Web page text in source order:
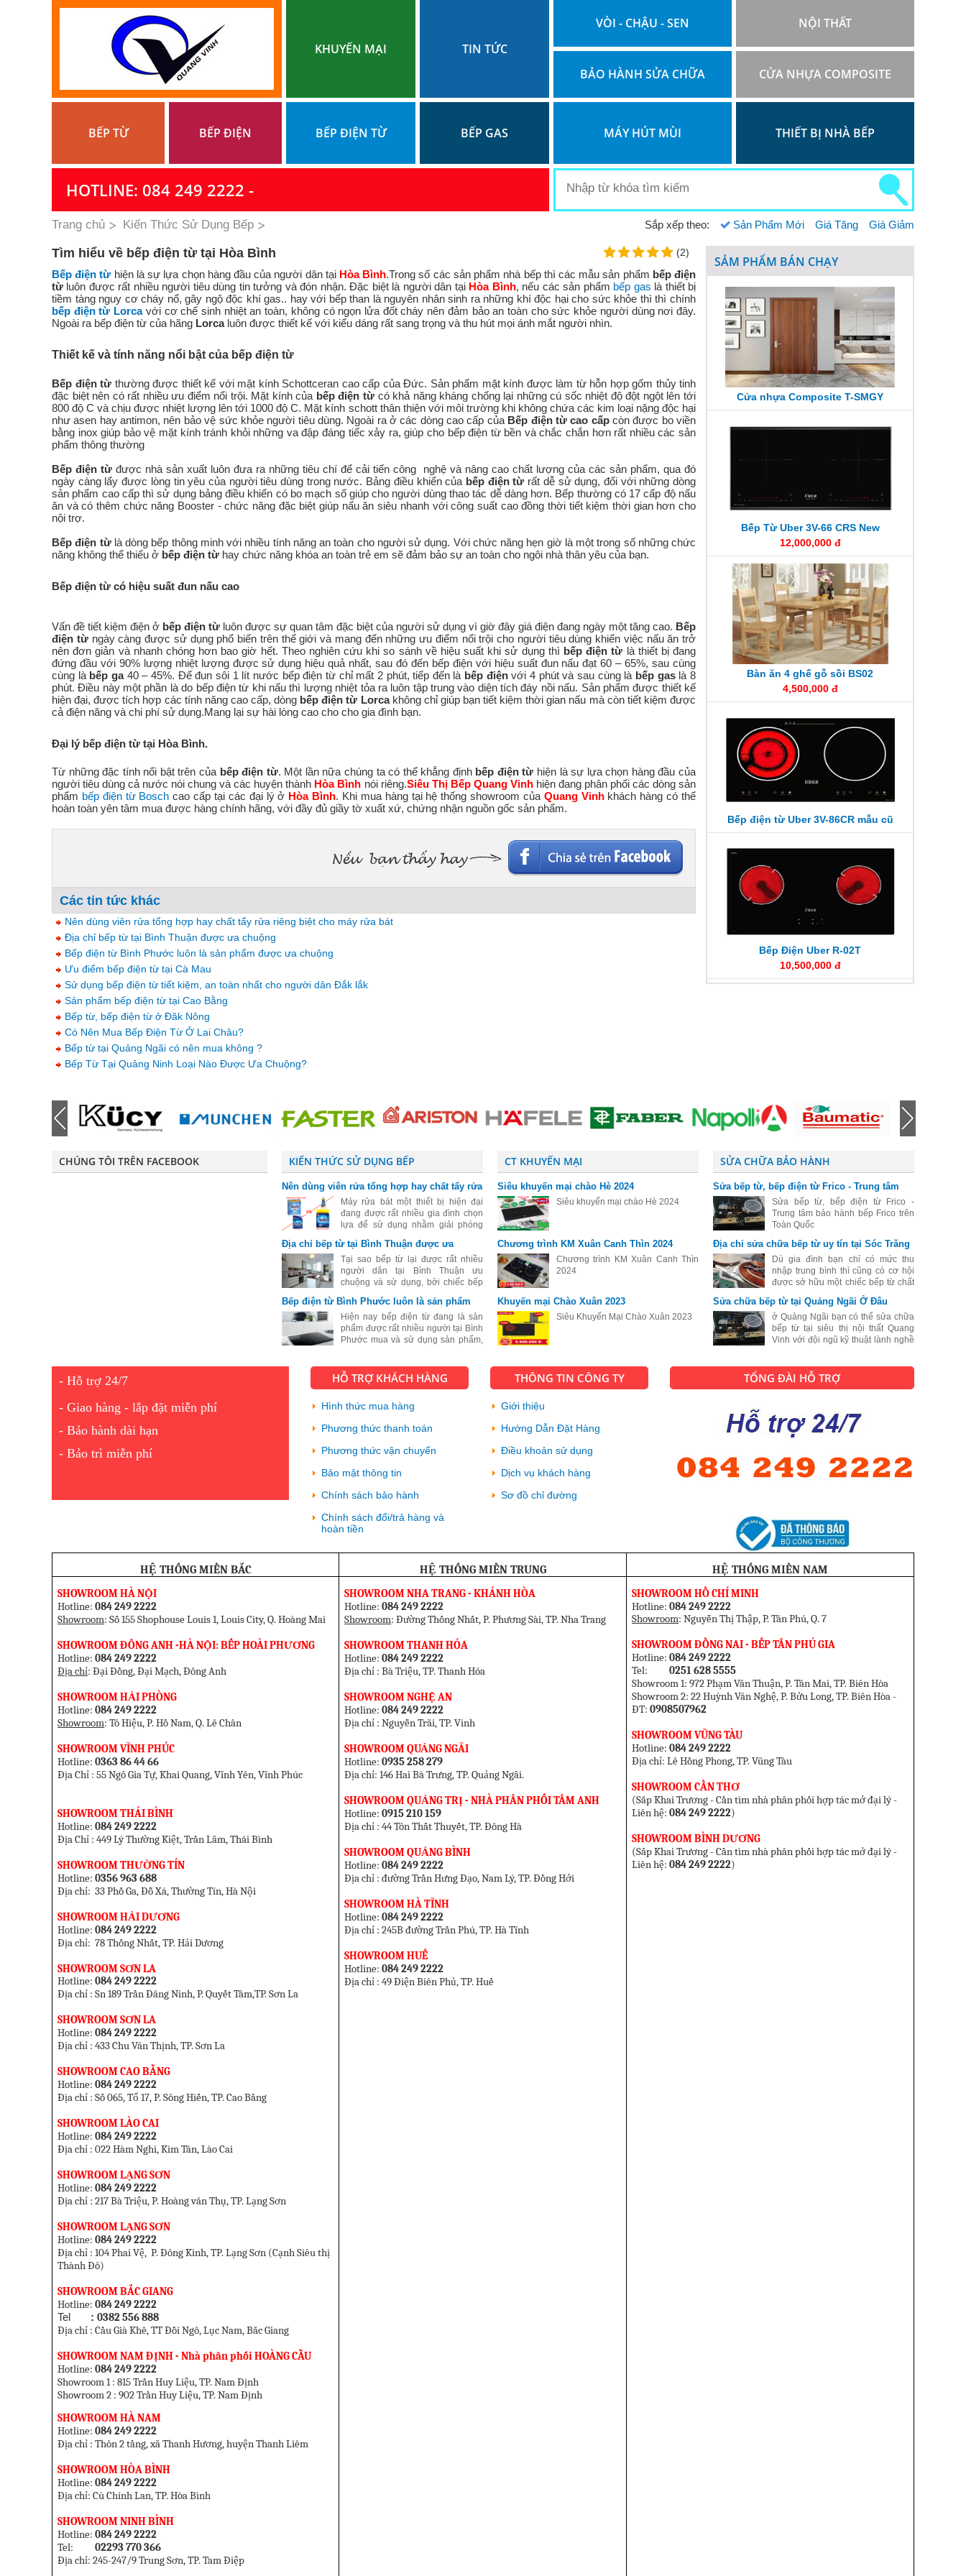
KHUYẾN MẠI TIN TỨC
VÒI - CHẬU - SEN
BẢO HÀNH SỬA CHỮA
NỘI THẤT
CỬA NHỰA COMPOSITE
BẾP TỪ BẾP ĐIỆN BẾP ĐIỆN TỪ BẾP GAS MÁY HÚT MÙI THIẾT BỊ NHÀ BẾP
HOTLINE: 084 249 2222 -
Sắp xếp theo: Sản Phẩm Mới Giá Tăng Giá Giảm
Trang chủ Kiến Thức Sử Dụng Bếp
(2)
Tìm hiểu về bếp điện từ tại Hòa Bình
Bếp điện từ hiện là sự lựa chọn hàng đầu của người dân tại Hòa Bình.Trong số các sản phẩm nhà bếp thì các mẫu sản phẩm bếp điện
từ luôn được rất nhiều người tiêu dùng tin tưởng và đón nhận. Đặc biệt là người dân tại Hòa Bình, nếu các sản phẩm bếp gas là thiết bị
tiềm tàng nguy cơ cháy nổ, gây ngộ độc khí gas.. hay với bếp than là nguyên nhân sinh ra những khí độc hại cho sức khỏe thì thì chính
bếp điện từ Lorcavới cơ chế sinh nhiệt an toàn, không có ngọn lửa đốt cháy nên đảm bảo an toàn cho sức khỏe người dùng nơi đây.
Ngoài ra bếp điện từ của hãng Lorcaluôn được thiết kế với kiểu dáng rất sang trọng và thu hút mọi ánh mắt người nhìn.
Thiết kế và tính năng nổi bật của bếp điện từ
Bếp điện từ thường được thiết kế với mặt kính Schottceran cao cấp của Đức. Sản phẩm mặt kính được làm từ hỗn hợp gốm thủy tinh
đặc biệt nên có rất nhiều ưu điểm nổi trội. Mặt kính của bếp điện từ có khả năng kháng chống lại những cú sốc nhiệt độ đột ngột lên tới
800 độ C và chịu được nhiệt lượng lên tới 1000 độ C. Mặt kính schott thân thiện với môi trường khi không chứa các kim loại nặng độc hại
như asen hay antimon, nên bảo vệ sức khỏe người tiêu dùng. Ngoài ra ở các dòng cao cấp của Bếp điện từ cao cấpcòn được bo viền
bằng inox giúp bảo vệ mặt kính tránh khỏi những va đập đáng tiếc xảy ra, giúp cho bếp điện từ bền và chắc chắn hơn rất nhiều các sản
phẩm thông thường
Bếp điện từ được nhà sản xuất luôn đưa ra những tiêu chí để cải tiến công nghệ và nâng cao chất lượng của các sản phẩm, qua đó
ngày càng lấy được lòng tin yêu của người tiêu dùng trong nước. Bảng điều khiển của bếp điện từ rất dễ sử dụng, đối với những dòng
sản phẩm cao cấp thì sử dụng bảng điều khiển có bo mạch số giúp cho người dùng thao tác dễ dàng hơn. Bếp thường có 17 cấp độ nấu
ăn và có thêm chức năng Booster - chức năng đặc biệt giúp nấu ăn siêu nhanh với công suất cao đồng thời tiết kiệm thời gian hơn cho
nội trợ.
Bếp điện từlà dòng bếp thông minh với nhiều tính năng an toàn cho người sử dụng. Với chức năng hẹn giờ là một trong số những chức
năng không thể thiếu ở bếp điện từ hay chức năng khóa an toàn trẻ em sẽ đảm bảo sự an toàn cho ngôi nhà thân yêu của bạn.
Bếp điện từ có hiệu suất đun nấu cao
Vấn đề tiết kiệm điện ở bếp điện từ luôn được sự quan tâm đặc biệt của người sử dụng vì giờ đây giá điện đang ngày một tăng cao. Bếp
điện từngày càng được sử dụng phổ biến trên thế giới và mang đến những ưu điểm nổi trội cho người tiêu dùng khiến việc nấu ăn trở
nên đơn giản và nhanh chóng hơn bao giờ hết. Theo nghiên cứu khi so sánh về hiệu suất khi sử dụng thì bếp điện từ là thiết bị đang
đứng đầu với 90% lượng nhiệt lượng được sử dụng hiệu quả nhất, sau đó đến bếp điện với hiệu suất đun nấu đạt 60 – 65%, sau cùng
cùng là bếp ga40 – 45%. Để đun sôi 1 lít nước bếp điện từ chỉ mất 2 phút, tiếp đến là bếp điệnvới 4 phút và sau cùng là bếp gaslà 8
phút. Điều này một phần là do bếp điện từ khi nấu thì lượng nhiệt tỏa ra luôn tập trung vào diện tích đáy nồi nấu. Sản phẩm được thiết kế
hiện đại, được tích hợp các tính năng cao cấp, dòng bếp điện từ Lorcakhông chỉ giúp bạn tiết kiệm thời gian nấu mà còn tiết kiệm được
cả điện năng và chi phí sử dụng.Mang lại sự hài lòng cao cho cho gia đình bạn.
Đại lý bếp điện từ tại Hòa Bình.
Từ những đặc tính nổi bật trên của bếp điện từ. Một lần nữa chúng ta có thể khẳng định bếp điện từ hiện là sự lựa chọn hàng đầu của
người tiêu dùng cả nước nói chung và các huyện thành Hòa Bình nói riêng.Siêu Thị Bếp Quang Vinhhiện đang phân phối các dòng sản
phẩm bếp điện từ Bosch cao cấp tại các đại lý ở Hòa Bình. Khi mua hàng tại hệ thống showroom của Quang Vinhkhách hàng có thể
hoàn toàn yên tâm mua được hàng chính hãng, với đầy đủ giầy tờ xuất xứ, chứng nhận nguồn gốc sản phẩm.
Các tin tức khác
Nên dùng viên rửa tổng hợp hay chất tẩy rửa riêng biệt cho máy rửa bát
Địa chỉ bếp từ tại Bình Thuận được ưa chuộng
Bếp điện từ Bình Phước luôn là sản phẩm được ưa chuộng
Ưu điểm bếp điện từ tại Cà Mau
Sử dụng bếp điện từ tiết kiệm, an toàn nhất cho người dân Đắk lắk
Sản phẩm bếp điện từ tại Cao Bằng
Bếp từ, bếp điện từ ở Đăk Nông
Có Nên Mua Bếp Điện Từ Ở Lai Châu?
Bếp từ tại Quảng Ngãi có nên mua không ?
Bếp Từ Tại Quảng Ninh Loại Nào Được Ưa Chuộng?
SẢM PHẨM BÁN CHẠY
Cửa nhựa Composite T-SMGY
Bếp Từ Uber 3V-66 CRS New
12,000,000 đ
Bàn ăn 4 ghế gỗ sồi BS02
4,500,000 đ
Bếp điện từ Uber 3V-86CR mẫu cũ
Bếp Điện Uber R-02T
10,500,000 đ
CHÚNG TÔI TRÊN FACEBOOK KIẾN THỨC SỬ DỤNG BẾP
Nên dùng viên rửa tổng hợp hay chất tẩy rửa
riêng biệt cho máy rửa bátMáy rửa bát một thiết bị hiện đại
đang được rất nhiều gia đình chọn
lựa để sử dụng nhằm giải phóng
việc mệt mỏi. Đối với những người
đang tìm hiểu và mới sử dụng máy
rửa
Địa chỉ bếp từ tại Bình Thuận được ưa
chuộng
Tại sao bếp từ lại được rất nhiều
người dân tại Bình Thuận ưu
chuộng và sử dụng, bởi chiếc bếp
mã đến kiểu dáng cực kỳ sang trọng
và đẹp, bếp từ còn có rất nhiều cô
Bếp điện từ Bình Phước luôn là sản phẩm
được ưa chuộngHiện nay bếp điện từ đang là sản
phẩm được rất nhiều người tại Bình
Phước mua và sử dụng sản phẩm,
CT KHUYẾN MẠI
Siêu khuyến mại chào Hè 2024
Siêu khuyến mại chào Hè 2024
Chương trình KM Xuân Canh Thìn 2024
Chương trình KM Xuân Canh Thìn
2024
Khuyến mại Chào Xuân 2023
Siêu Khuyến Mại Chào Xuân 2023
SỬA CHỮA BẢO HÀNH
Sửa bếp từ, bếp điện từ Frico - Trung tâm
bảo hành bếp Frico trên Toàn Quốc
Sửa bếp từ, bếp điện từ Frico -
Trung tâm bảo hành bếp Frico trên
Toàn Quốc
Địa chỉ sửa chữa bếp từ uy tín tại Sóc Trăng
Dù gia đình bạn chỉ có mức thu
nhập trung bình thì cũng có cơ hội
được sở hữu một chiếc bếp từ chất
lượng tốt. Cũng chính vì vậy mà
hiện nay số lượng người dân sống
tại Sóc Trăng lựa chọn bếp từ để để
Sửa chữa bếp từ tại Quảng Ngãi Ở Đâu
ở Quảng Ngãi bạn có thể sửa chữa
bếp từ tại siêu thị nội thất Quang
Vinh với đội ngũ kỹ thuật lành nghề
hoạt động như lúc mới mua.
- Hỗ trợ 24/7
- Giao hàng - lắp đặt miễn phí
- Bảo hành dài hạn
- Bảo trì miễn phí
HỖ TRỢ KHÁCH HÀNG
Hình thức mua hàng
Phương thức thanh toán
Phương thức vận chuyển
Bảo mật thông tin
Chính sách bảo hành
Chính sách đổi/trả hàng và
hoàn tiền
THÔNG TIN CÔNG TY
Giới thiệu
Hướng Dẫn Đặt Hàng
Điều khoản sử dụng
Dịch vụ khách hàng
Sơ đồ chỉ đường
TỔNG ĐÀI HỖ TRỢ
HỆ THỐNG MIỀN BẮC HỆ THỐNG MIỀN TRUNG
HỆ THỐNG MIỀN NAM
SHOWROOM HÀ NỘI
Hotline:084 249 2222
Showroom: Số 155 Shophouse Louis 1, Louis City, Q. Hoàng Mai
SHOWROOM ĐÔNG ANH -HÀ NỘI: BẾP HOÀI PHƯƠNG
Hotline:084 249 2222
Địa chỉ: Đại Đồng, Đại Mạch, Đông Anh
SHOWROOM HẢI PHÒNG
Hotline:084 249 2222
Showroom: Tô Hiệu, P. Hồ Nam, Q. Lê Chân
SHOWROOM VĨNH PHÚC
Hotline:0363 86 44 66
Địa Chỉ : 55 Ngô Gia Tự, Khai Quang, Vĩnh Yên, Vĩnh Phúc
SHOWROOM THÁI BÌNH
Hotline:084 249 2222
Địa Chỉ : 449 Lý Thường Kiệt, Trần Lãm, Thái Bình
SHOWROOM THƯỜNG TÍN
Hotline:0356 963 688
Địa chỉ: 33 Phố Ga, Đỗ Xá, Thường Tín, Hà Nội
SHOWROOM HẢI DƯƠNG
Hotline:084 249 2222
Địa chỉ: 78 Thống Nhất, TP. Hải Dương
SHOWROOM SƠN LA
Hotline:084 249 2222
Địa chỉ : Sn 189 Trần Đăng Ninh, P. Quyết Tâm,TP. Sơn La
SHOWROOM SƠN LA
Hotline:084 249 2222
Địa chỉ : 433 Chu Văn Thịnh,TP. Sơn La
SHOWROOM CAO BẰNG
Hotline:084 249 2222
Địa chỉ : Số 065, Tổ 17, P. Sông Hiến, TP. Cao Bằng
SHOWROOM LÀO CAI
Hotline:084 249 2222
Địa chỉ : 022 Hàm Nghi, Kim Tân, Lào Cai
SHOWROOM LẠNG SƠN
Hotline:084 249 2222
Địa chỉ : 217 Bà Triệu, P. Hoàng văn Thụ, TP. Lạng Sơn
SHOWROOM LẠNG SƠN
Hotline:084 249 2222
Địa chỉ : 104 Phai Vệ, P. Đông Kinh, TP. Lạng Sơn (Cạnh Siêu thị
Thành Đô)
SHOWROOM BẮC GIANG
Hotline:084 249 2222
Tel :0382 556 888
Địa chỉ : Cầu Già Khê, TT Đồi Ngô, Lục Nam, Bắc Giang
SHOWROOM NAM ĐỊNH - Nhà phân phối HOÀNG CẦU
Hotline:084 249 2222
Showroom 1 :815 Trần Huy Liệu, TP. Nam Định
Showroom 2 :902 Trần Huy Liệu, TP. Nam Định
SHOWROOM HÀ NAM
Hotline:084 249 2222
Địa chỉ : Thôn 2 tầng, xã Thanh Hương, huyện Thanh Liêm
SHOWROOM HÒA BÌNH
Hotline:084 249 2222
Địa chỉ: Cù Chính Lan, TP. Hòa Bình
SHOWROOM NINH BÌNH
Hotline:084 249 2222
Tel:02293 770 366
Địa chỉ: 245-247/9 Trung Sơn, TP. Tam Điệp
SHOWROOM NHA TRANG - KHÁNH HÒA
Hotline:084 249 2222
Showroom: Đường Thống Nhất, P. Phương Sài, TP. Nha Trang
SHOWROOM THANH HÓA
Hotline:084 249 2222
Địa chỉ : Bà Triệu, TP. Thanh Hóa
SHOWROOM NGHỆ AN
Hotline:084 249 2222
Địa chỉ : Nguyễn Trãi, TP. Vinh
SHOWROOM QUẢNG NGÃI
Hotline:0935 258 279
Địa chỉ: 146 Hai Bà Trưng, TP. Quảng Ngãi.
SHOWROOM QUẢNG TRỊ - NHÀ PHÂN PHỐI TÂM ANH
Hotline:0915 210 159
Địa chỉ : 44 Tôn Thất Thuyết, TP. Đông Hà
SHOWROOM QUẢNG BÌNH
Hotline:084 249 2222
Địa chỉ : đường Trần Hưng Đạo, Nam Lý, TP. Đồng Hới
SHOWROOM HÀ TĨNH
Hotline:084 249 2222
Địa chỉ : 245B đường Trần Phú, TP. Hà Tĩnh
SHOWROOM HUẾ
Hotline:084 249 2222
Địa chỉ : 49 Điện Biên Phủ, TP. Huế
SHOWROOM HỒ CHÍ MINH
Hotline:084 249 2222
Showroom: Nguyễn Thị Thập, P. Tân Phú, Q. 7
SHOWROOM ĐỒNG NAI - BẾP TÂN PHÚ GIA
Hotline:084 249 2222
Tel:0251 628 5555
Showroom 1: 972 Phạm Văn Thuận, P. Tân Mai, TP. Biên Hòa
Showroom 2: 22 Huỳnh Văn Nghệ, P. Bửu Long, TP. Biên Hòa -
ĐT:0908507962
SHOWROOM VŨNG TÀU
Hotline:084 249 2222
Địa chỉ: Lê Hồng Phong, TP. Vũng Tàu
SHOWROOM CẦN THƠ
(Sắp Khai Trương - Cần tìm nhà phân phối hợp tác mở đại lý -
Liên hệ:084 249 2222)
SHOWROOM BÌNH DƯƠNG
(Sắp Khai Trương - Cần tìm nhà phân phối hợp tác mở đại lý -
Liên hệ:084 249 2222)